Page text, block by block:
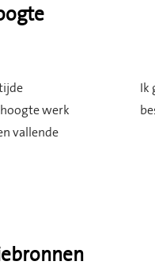
werk
vallende
Ik